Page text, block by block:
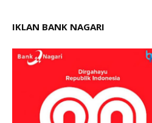
IKLAN BANK NAGARI